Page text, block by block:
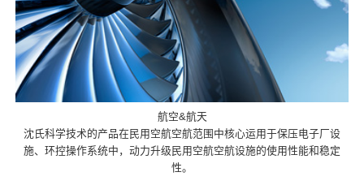
航空&航天
沈氏科学技术的产品在民用空航空航范围中核心运用于保压电子厂设
施、环控操作系统中，动力升级民用空航空航设施的使用性能和稳定
性。